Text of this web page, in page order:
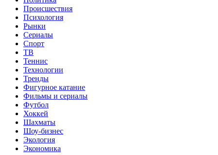
Происшествия
Психология
Рынки
Сериалы
Спорт
ТВ
Теннис
Технологии
Тренды
Фигурное катание
Фильмы и сериалы
Футбол
Хоккей
Шахматы
Шоу-бизнес
Экология
Экономика